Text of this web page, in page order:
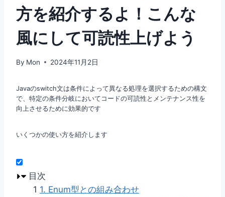
方を紹介するよ！こんな
風にして可読性上げよう
By Mon 2024年11月2日
Javaのswitch文は条件によって異なる処理を選択するための構文
で、特定の条件分岐においてコードの可読性とメンテナンス性を
向上させるために効果的です
いくつかの使い方を紹介します
目次
1 1. Enum型との組み合わせ